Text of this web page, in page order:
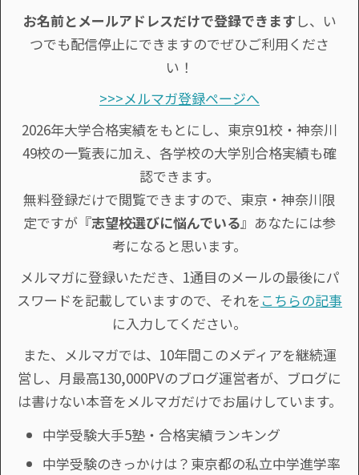
お名前とメールアドレスだけで登録できます し、い
つでも配信停止にできますのでぜひご利用くださ
い！
>>>メルマガ登録ページへ
2026年大学合格実績をもとにし、東京91校・神奈川
49校の一覧表に加え、各学校の大学別合格実績も確
認できます。
無料登録だけで閲覧できますので、東京・神奈川限
定ですが『志望校選びに悩んでいる』あなたには参
考になると思います。
メルマガに登録いただき、1通目のメールの最後にパ
スワードを記載していますので、それを こちらの記事
に入力してください。
また、メルマガでは、10年間このメディアを継続運
営し、月最高130,000PVのブログ運営者が、ブログに
は書けない本音をメルマガだけでお届けしています。
中学受験大手5塾・合格実績ランキング
中学受験のきっかけは？東京都の私立中学進学率